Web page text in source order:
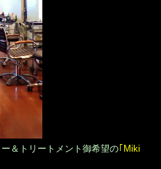
＆トリートメント御希望の｢Miki